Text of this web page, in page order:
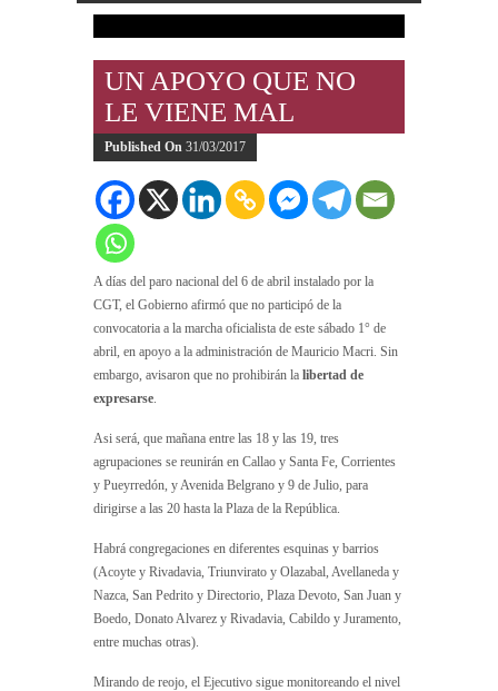
UN APOYO QUE NO
LE VIENE MAL
Published On 31/03/2017
A días del paro nacional del 6 de abril instalado por la
CGT, el Gobierno afirmó que no participó de la
convocatoria a la marcha oficialista de este sábado 1° de
abril, en apoyo a la administración de Mauricio Macri. Sin
embargo, avisaron que no prohibirán la libertad de
expresarse
Asi será, que mañana entre las 18 y las 19, tres
agrupaciones se reunirán en Callao y Santa Fe, Corrientes
y Pueyrredón, y Avenida Belgrano y 9 de Julio, para
dirigirse a las 20 hasta la Plaza de la República.
Habrá congregaciones en diferentes esquinas y barrios
(Acoyte y Rivadavia, Triunvirato y Olazabal, Avellaneda y
Nazca, San Pedrito y Directorio, Plaza Devoto, San Juan y
Boedo, Donato Alvarez y Rivadavia, Cabildo y Juramento,
entre muchas otras).
Mirando de reojo, el Ejecutivo sigue monitoreando el nivel